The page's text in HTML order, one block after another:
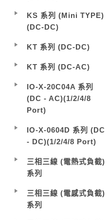
KS 系列 (Mini TYPE)
(DC-DC)
KT 系列 (DC-DC)
KT 系列 (DC-AC)
IO-X-20C04A 系列
(DC - AC)(1/2/4/8
Port)
IO-X-0604D 系列 (DC
- DC)(1/2/4/8 Port)
三相三線 (電熱式負截)
系列
三相三線 (電感式負截)
系列